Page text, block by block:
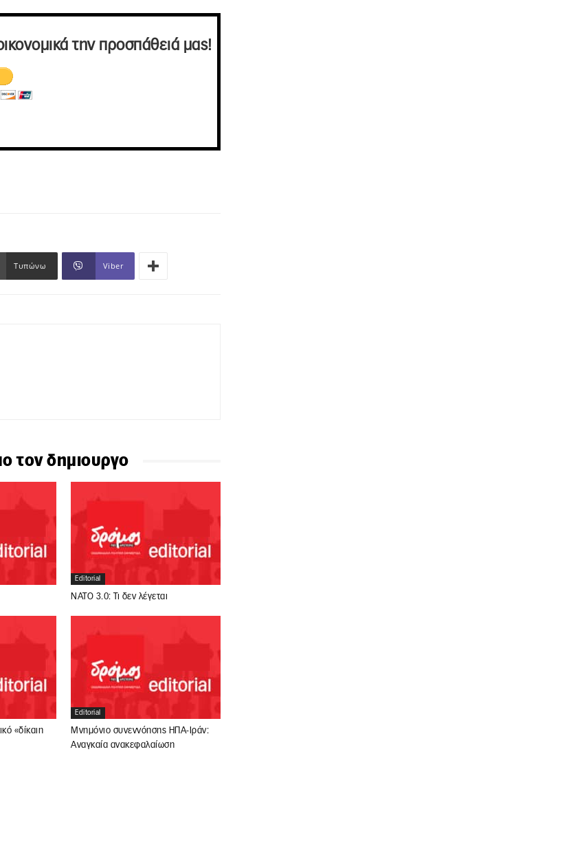
την προσπάθειά μας!
Τυπώνω Viber
τον δημιουργο
Editorial
ΝΑΤΟ 3.0: Τι δεν λέγεται
«δίκαιη
Editorial
Μνημόνιο συνεννόησης ΗΠΑ-Ιράν:
Αναγκαία ανακεφαλαίωση